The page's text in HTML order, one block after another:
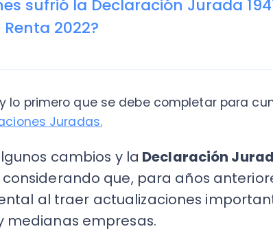
primero que se debe completar para cumplir con
Juradas.
al traer actualizaciones importantes
empresas.
N°14, letra D N°8, nuevos regímenes
Pro Pyme, y el Régimen Pro Pyme
nuevos regímenes traen nuevas reglas
Jurada N°1947.